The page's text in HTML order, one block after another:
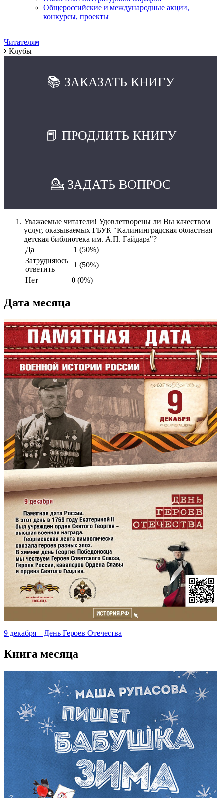
Общероссийские и международные акции,
конкурсы, проекты
Читателям
Клубы
📚 ЗАКАЗАТЬ КНИГУ
📕 ПРОДЛИТЬ КНИГУ
💁 ЗАДАТЬ ВОПРОС
Уважаемые читатели! Удовлетворены ли Вы качеством
услуг, оказываемых ГБУК "Калининградская областная
детская библиотека им. А.П. Гайдара"?
Да
1 (50%)
Затрудняюсь
ответить
1 (50%)
Нет
0 (0%)
Дата месяца
9 декабря – День Героев Отечества
Книга месяца